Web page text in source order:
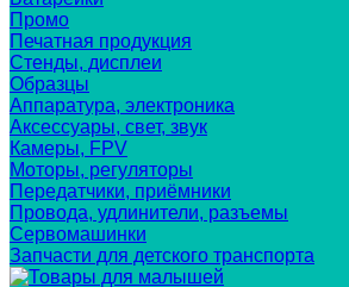
Промо
Печатная продукция
Стенды, дисплеи
Образцы
Аппаратура, электроника
Аксессуары, свет, звук
Камеры, FPV
Моторы, регуляторы
Передатчики, приёмники
Провода, удлинители, разъемы
Сервомашинки
Запчасти для детского транспорта